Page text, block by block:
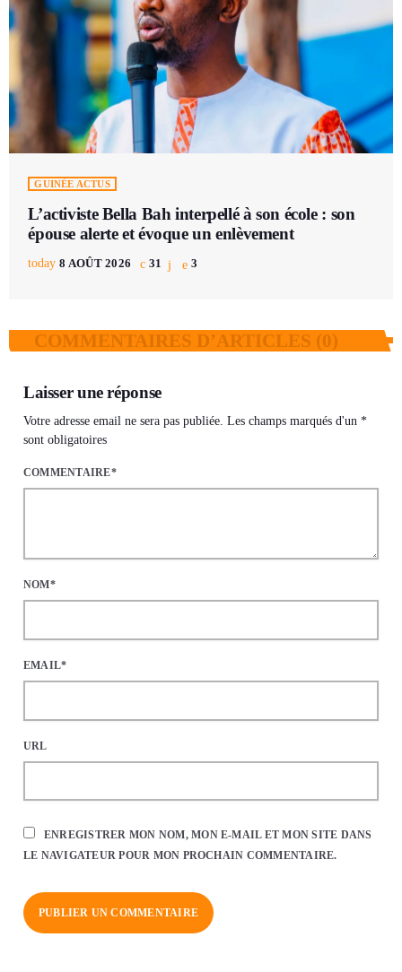
GUINÉE ACTUS
L’activiste Bella Bah interpellé à son école : son
épouse alerte et évoque un enlèvement
today 8 AOÛT 2026 31 3
COMMENTAIRES D’ARTICLES (0)
Laisser une réponse
Votre adresse email ne sera pas publiée. Les champs marqués d'un *
sont obligatoires
COMMENTAIRE*
NOM*
EMAIL*
URL
ENREGISTRER MON NOM, MON E-MAIL ET MON SITE DANS
LE NAVIGATEUR POUR MON PROCHAIN COMMENTAIRE.